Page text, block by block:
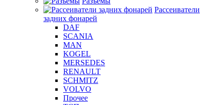
Рассеиватели
задних фонарей
DAF
SCANIA
MAN
KOGEL
MERSEDES
RENAULT
SCHMITZ
VOLVO
Прочее